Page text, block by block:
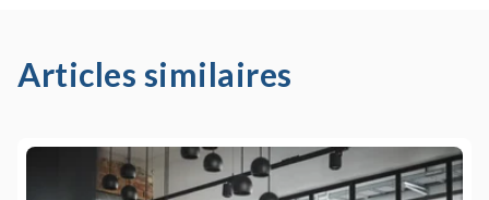
Articles similaires